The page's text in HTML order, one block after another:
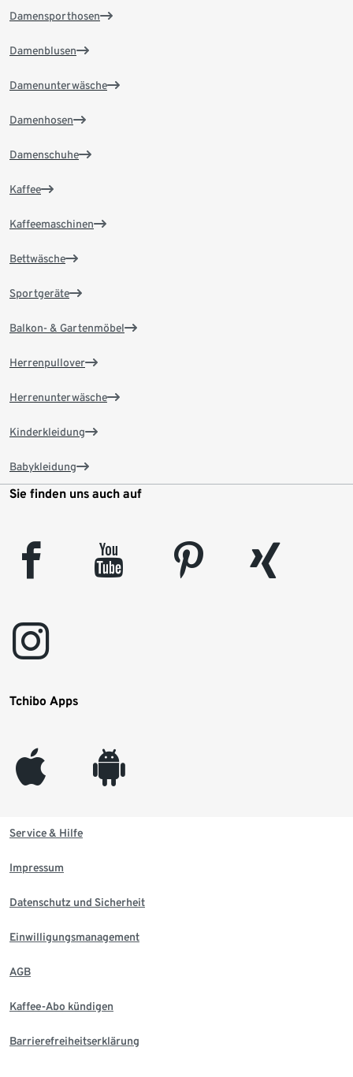
Damensporthosen
Damenblusen
Damenunterwäsche
Damenhosen
Damenschuhe
Kaffee
Kaffeemaschinen
Bettwäsche
Sportgeräte
Balkon- & Gartenmöbel
Herrenpullover
Herrenunterwäsche
Kinderkleidung
Babykleidung
Sie finden uns auch auf
facebook youtube pinterest
xing
instagram
Tchibo Apps
appleinc android
Service & Hilfe
Impressum
Datenschutz und Sicherheit
Einwilligungsmanagement
AGB
Kaffee-Abo kündigen
Barrierefreiheitserklärung